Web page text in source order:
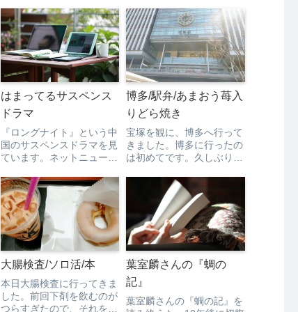
はまってるサスペンス
ドラマ
『ロングナイト』という中
国のサスペンスドラマを見
ています。ネットニュース
に放送ということで録画予
約して楽しみにしていまし
た。12話完結でまだ3話し
か見ていないんですが、こ
れがすごく面白い！過去と
現在を行き来しながら話...
博多/駅弁/あまおう苺入
りどら焼き
宝塚を観に、博多へ行って
きました。博多に行ったの
は初めてです。久しぶりの
あり、少し緊張もしていま
した。妹と一緒に午後の部
の観劇だったのですが、彼
女は前乗りで、午前の部も
観劇だったので、待ち合わ
せの時間までブラブラし
ま...
大腸検査/ソロ活/本
本日大腸検査に行ってきま
した。前回下剤を飲むのが
つらすぎたので、それを思
葉室麟さんの『蜩の
記』
葉室麟さんの『蜩の記』を